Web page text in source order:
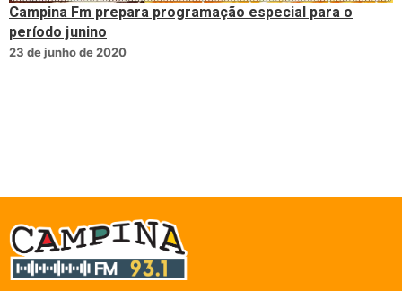
Campina Fm prepara programação especial para o
período junino
23 de junho de 2020